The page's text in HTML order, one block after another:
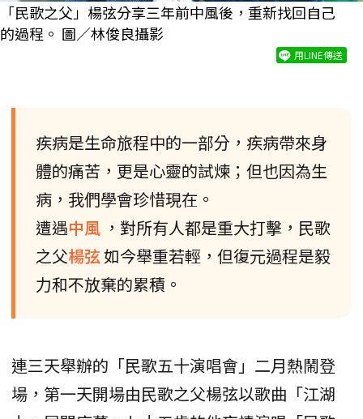
「民歌之父」楊弦分享三年前中風後，重新找回自己
的過程。 圖／林俊良攝影
用LINE傳送
疾病是生命旅程中的一部分，疾病帶來身
體的痛苦，更是心靈的試煉；但也因為生
病，我們學會珍惜現在。
遭遇中風 ，對所有人都是重大打擊，民歌
之父楊弦如今舉重若輕，但復元過程是毅
力和不放棄的累積。
連三天舉辦的「民歌五十演唱會」二月熱鬧登
場，第一天開場由民歌之父楊弦以歌曲「江湖